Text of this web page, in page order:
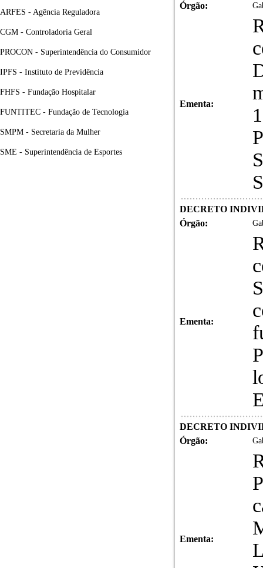
ARFES - Agência Reguladora
CGM - Controladoria Geral
PROCON - Superintendência do Consumidor
IPFS - Instituto de Previdência
FHFS - Fundação Hospitalar
FUNTITEC - Fundação de Tecnologia
SMPM - Secretaria da Mulher
SME - Superintendência de Esportes
Órgão:
Ementa:
DECRETO
Órgão:
Ementa:
DECRETO
Órgão:
Ementa: